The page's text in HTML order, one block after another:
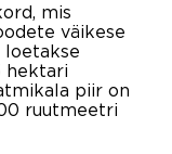
mis
väikese
loetakse
hektari
piir on
ruutmeetri